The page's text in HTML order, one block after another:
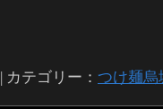
カテゴリー： つけ麺烏